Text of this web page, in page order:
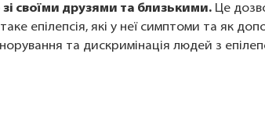
своїми друзями та близькими. Це
епілепсія, які у неї симптоми та як
та дискримінація людей з